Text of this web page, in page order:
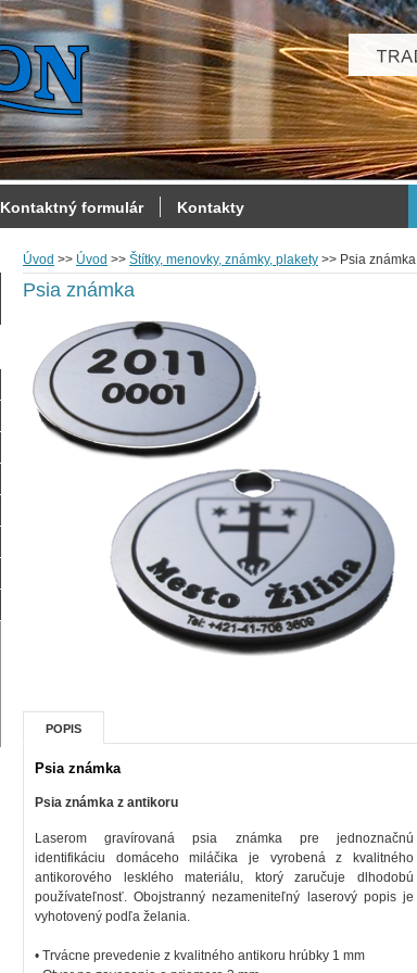
Úvod >> Úvod >> Štítky, menovky, známky, plakety >> Psia známka
Psia známka
POPIS
Psia známka
Psia známka z antikoru
Laserom gravírovaná psia známka pre jednoznačnú
identifikáciu domáceho miláčika je vyrobená z kvalitného
antikorového lesklého materiálu, ktorý zaručuje dlhodobú
používateľnosť. Obojstranný nezameniteľný laserový popis je
vyhotovený podľa želania.
• Trvácne prevedenie z kvalitného antikoru hrúbky 1 mm
Kontaktný formulár Kontakty